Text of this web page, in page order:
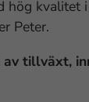
hög kvalitet
Peter.
tillväxt,